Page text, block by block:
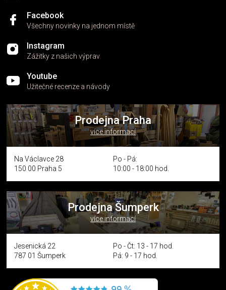
Facebook
Všechny novinky na jednom místě
Instagram
Zážitky z našich výprav
Youtube
Užitečné recenze a návody
Prodejna Praha
více informací
Na Václavce 28
150 00 Praha 5
Po - Pá:
10:00 - 18:00 hod.
Prodejna Šumperk
více informací
Jesenická 22
787 01 Šumperk
Po - Čt: 13 - 17 hod.
Pá: 9 - 17 hod.